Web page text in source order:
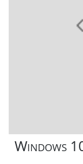
Windows